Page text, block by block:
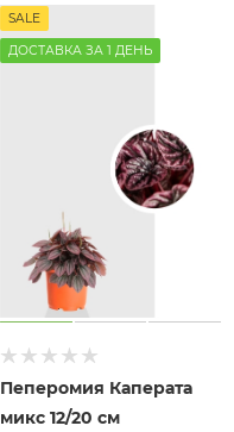
SALE
ДОСТАВКА ЗА 1 ДЕНЬ
Пеперомия Каперата
микс 12/20 см